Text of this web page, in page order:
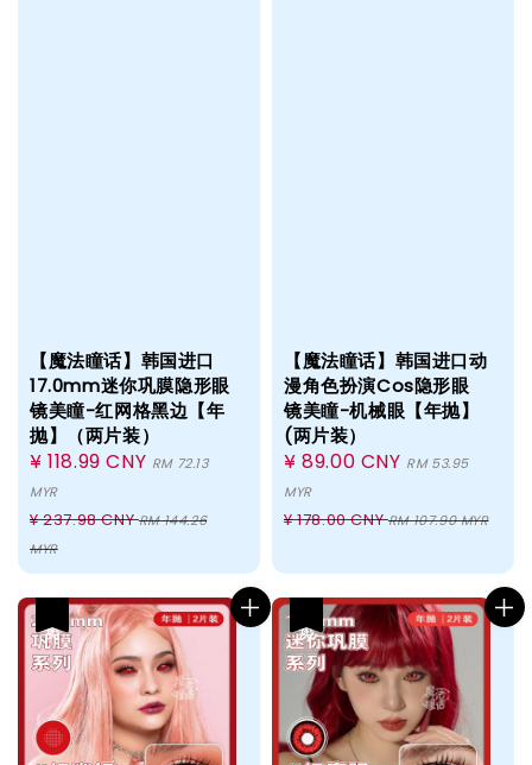
【魔法瞳话】韩国进口
17.0mm迷你巩膜隐形眼
镜美瞳-红网格黑边【年
抛】（两片装）
Sale
price
¥ 118.99 CNY RM 72.13
MYR
Regular
price
¥ 237.98 CNYRM 144.26
MYR
【魔法瞳话】韩国进口动
漫角色扮演Cos隐形眼
镜美瞳-机械眼【年抛】
(两片装）
Sale
price
¥ 89.00 CNY RM 53.95
MYR
Regular
¥ 178.00 CNYRM 107.90 MYR